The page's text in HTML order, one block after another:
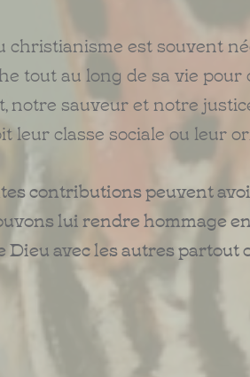
est souvent
tout au long de sa vie pour
notre sauveur et notre
leur classe sociale ou leur
contributions peuvent
lui rendre hommage
avec les autres partout